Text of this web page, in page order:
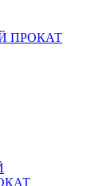
ПРОКАТ